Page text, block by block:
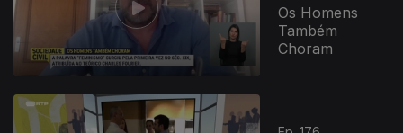
Os Homens
Também
Choram